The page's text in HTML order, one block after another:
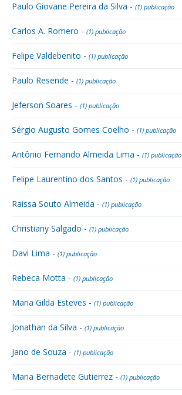
Paulo Giovane Pereira da Silva - (1) publicação
Carlos A. Romero - (1) publicação
Felipe Valdebenito - (1) publicação
Paulo Resende - (1) publicação
Jeferson Soares - (1) publicação
Sérgio Augusto Gomes Coelho - (1) publicação
Antônio Fernando Almeida Lima - (1) publicação
Felipe Laurentino dos Santos - (1) publicação
Raissa Souto Almeida - (1) publicação
Christiany Salgado - (1) publicação
Davi Lima - (1) publicação
Rebeca Motta - (1) publicação
Maria Gilda Esteves - (1) publicação
Jonathan da Silva - (1) publicação
Jano de Souza - (1) publicação
Maria Bernadete Gutierrez - (1) publicação